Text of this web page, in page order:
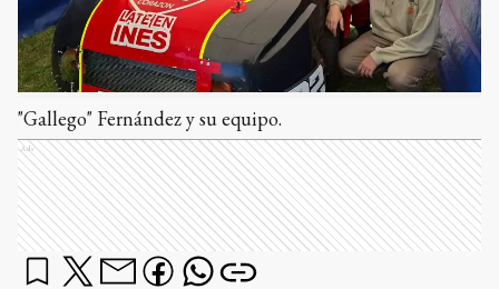
"Gallego" Fernández y su equipo.
Ads